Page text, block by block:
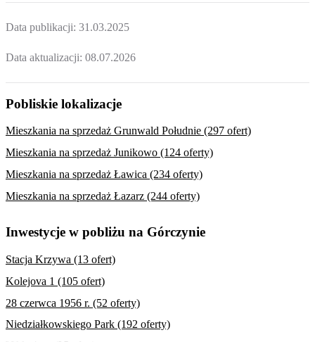
Data publikacji: 31.03.2025
Data aktualizacji: 08.07.2026
Pobliskie lokalizacje
Mieszkania na sprzedaż Grunwald Południe (297 ofert)
Mieszkania na sprzedaż Junikowo (124 oferty)
Mieszkania na sprzedaż Ławica (234 oferty)
Mieszkania na sprzedaż Łazarz (244 oferty)
Inwestycje w pobliżu na Górczynie
Stacja Krzywa (13 ofert)
Kolejova 1 (105 ofert)
28 czerwca 1956 r. (52 oferty)
Niedziałkowskiego Park (192 oferty)